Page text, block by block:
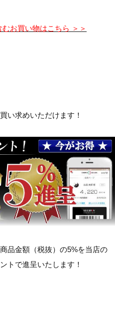
お買い物はこちら ＞＞
い求めいただけます！
品金額（税抜）の5%を当店の
トで進呈いたします！